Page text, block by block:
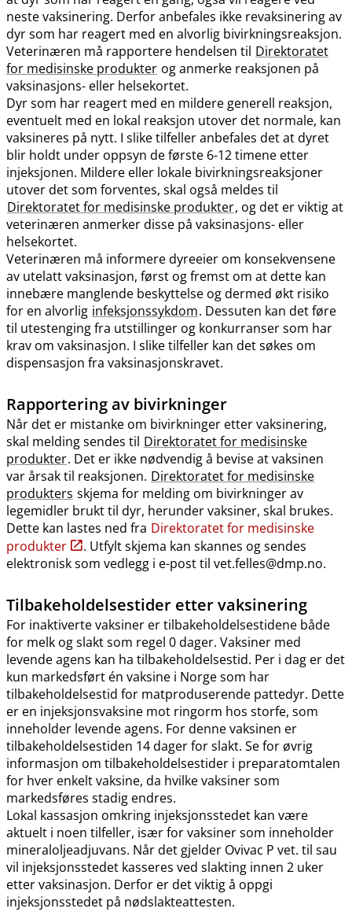
neste vaksinering. Derfor anbefales ikke revaksinering av
dyr som har reagert med en alvorlig bivirkningsreaksjon.
Veterinæren må rapportere hendelsen til Direktoratet
for medisinske produkter og anmerke reaksjonen på
vaksinasjons- eller helsekortet.
Dyr som har reagert med en mildere generell reaksjon,
eventuelt med en lokal reaksjon utover det normale, kan
vaksineres på nytt. I slike tilfeller anbefales det at dyret
blir holdt under oppsyn de første 6-12 timene etter
injeksjonen. Mildere eller lokale bivirkningsreaksjoner
utover det som forventes, skal også meldes til
Direktoratet for medisinske produkter, og det er viktig at
veterinæren anmerker disse på vaksinasjons- eller
helsekortet.
Veterinæren må informere dyreeier om konsekvensene
av utelatt vaksinasjon, først og fremst om at dette kan
innebære manglende beskyttelse og dermed økt risiko
for en alvorlig infeksjonssykdom. Dessuten kan det føre
til utestenging fra utstillinger og konkurranser som har
krav om vaksinasjon. I slike tilfeller kan det søkes om
dispensasjon fra vaksinasjonskravet.
Rapportering av bivirkninger
Når det er mistanke om bivirkninger etter vaksinering,
skal melding sendes til Direktoratet for medisinske
produkter. Det er ikke nødvendig å bevise at vaksinen
var årsak til reaksjonen. Direktoratet for medisinske
produkters skjema for melding om bivirkninger av
legemidler brukt til dyr, herunder vaksiner, skal brukes.
Dette kan lastes ned fra Direktoratet for medisinske
produkter
. Utfylt skjema kan skannes og sendes
elektronisk som vedlegg i e-post til vet.felles@dmp.no.
Tilbakeholdelsestider etter vaksinering
For inaktiverte vaksiner er tilbakeholdelsestidene både
for melk og slakt som regel 0 dager. Vaksiner med
levende agens kan ha tilbakeholdelsestid. Per i dag er det
kun markedsført én vaksine i Norge som har
tilbakeholdelsestid for matproduserende pattedyr. Dette
er en injeksjonsvaksine mot ringorm hos storfe, som
inneholder levende agens. For denne vaksinen er
tilbakeholdelsestiden 14 dager for slakt. Se for øvrig
informasjon om tilbakeholdelsestider i preparatomtalen
for hver enkelt vaksine, da hvilke vaksiner som
markedsføres stadig endres.
Lokal kassasjon omkring injeksjonsstedet kan være
aktuelt i noen tilfeller, især for vaksiner som inneholder
mineraloljeadjuvans. Når det gjelder Ovivac P vet. til sau
vil injeksjonsstedet kasseres ved slakting innen 2 uker
etter vaksinasjon. Derfor er det viktig å oppgi
injeksjonsstedet på nødslakteattesten.